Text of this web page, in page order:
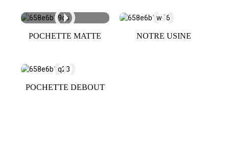
POCHETTE MATTE NOTRE USINE
POCHETTE DEBOUT